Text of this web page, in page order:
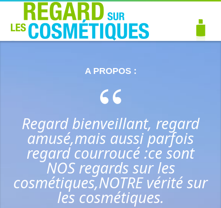
A PROPOS :
Regard bienveillant, regard
amusé,mais aussi parfois
regard courroucé :ce sont
NOS regards sur les
cosmétiques,NOTRE vérité sur
les cosmétiques.